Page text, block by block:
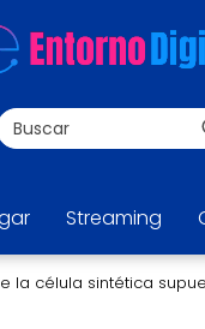
Streaming
la célula sintética